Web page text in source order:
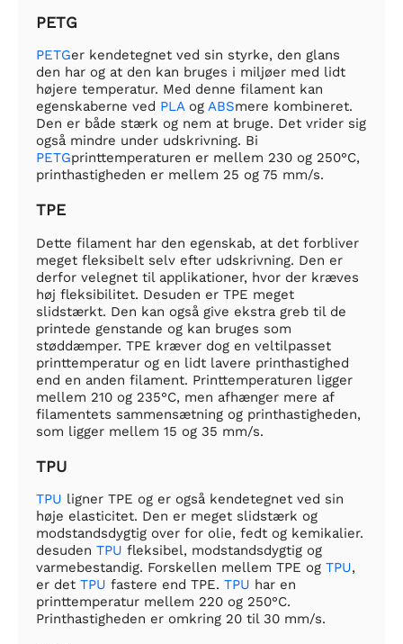
PETG
PETGer kendetegnet ved sin styrke, den glans
den har og at den kan bruges i miljøer med lidt
højere temperatur. Med denne filament kan
egenskaberne ved PLAog ABSmere kombineret.
Den er både stærk og nem at bruge. Det vrider sig
også mindre under udskrivning. Bi
PETGprinttemperaturen er mellem 230 og 250°C,
printhastigheden er mellem 25 og 75 mm/s.
TPE
Dette filament har den egenskab, at det forbliver
meget fleksibelt selv efter udskrivning. Den er
derfor velegnet til applikationer, hvor der kræves
høj fleksibilitet. Desuden er TPE meget
slidstærkt. Den kan også give ekstra greb til de
printede genstande og kan bruges som
støddæmper. TPE kræver dog en veltilpasset
printtemperatur og en lidt lavere printhastighed
end en anden filament. Printtemperaturen ligger
mellem 210 og 235°C, men afhænger mere af
filamentets sammensætning og printhastigheden,
som ligger mellem 15 og 35 mm/s.
TPU
TPU ligner TPE og er også kendetegnet ved sin
høje elasticitet. Den er meget slidstærk og
modstandsdygtig over for olie, fedt og kemikalier.
desuden TPU fleksibel, modstandsdygtig og
varmebestandig. Forskellen mellem TPE og TPU,
er det TPU fastere end TPE. TPU har en
printtemperatur mellem 220 og 250°C.
Printhastigheden er omkring 20 til 30 mm/s.